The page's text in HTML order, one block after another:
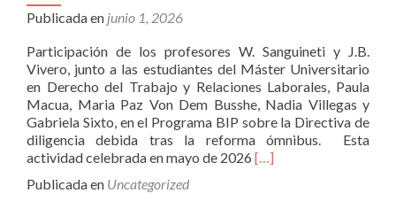
Publicada en junio 1, 2026
Participación de los profesores W. Sanguineti y J.B.
Vivero, junto a las estudiantes del Máster Universitario
en Derecho del Trabajo y Relaciones Laborales, Paula
Macua, Maria Paz Von Dem Busshe, Nadia Villegas y
Gabriela Sixto, en el Programa BIP sobre la Directiva de
diligencia debida tras la reforma ómnibus. Esta
actividad celebrada en mayo de 2026 Leer
[…]
Publicada en Uncategorized